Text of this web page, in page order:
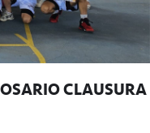
CLAUSURA